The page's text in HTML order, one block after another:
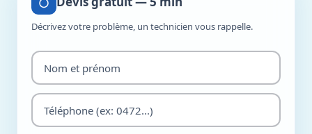
Décrivez votre problème, un technicien vous rappelle.